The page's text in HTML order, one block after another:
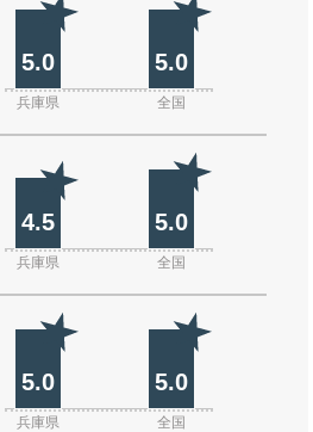
5.0 5.0
兵庫県 全国
4.5 5.0
兵庫県 全国
5.0 5.0
兵庫県 全国